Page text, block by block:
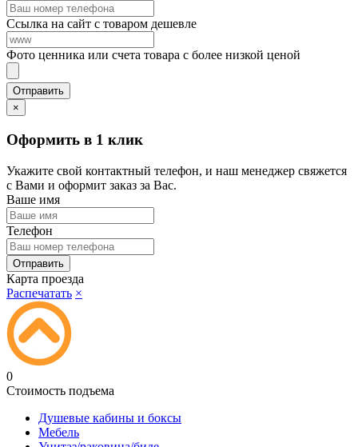
Ссылка на сайт с товаром дешевле
Фото ценника или счета товара с более низкой ценой
×
Оформить в 1 клик
Укажите свой контактный телефон, и наш менеджер свяжется
с Вами и оформит заказ за Вас.
Ваше имя
Телефон
Карта проезда
Распечатать ×
0
Стоимость подъема
Душевые кабины и боксы
Мебель